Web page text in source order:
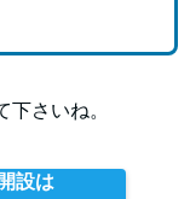
下さいね。
設は